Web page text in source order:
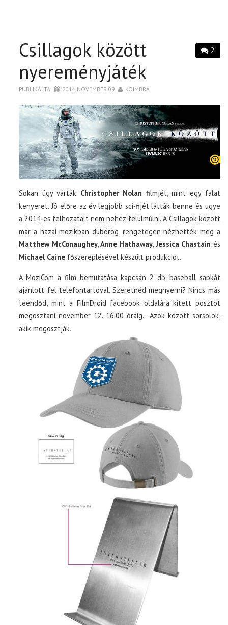
2
Csillagok között
nyereményjáték
PUBLIKÁLTA 2014. NOVEMBER 09. KOIMBRA
Sokan úgy várták Christopher Nolan filmjét, mint egy falat
kenyeret. Jó előre az év legjobb sci-fijét látták benne és ugye
a 2014-es felhozatalt nem nehéz felülmúlni. A Csillagok között
már a hazai mozikban dübörög, rengetegen nézhették meg a
Matthew McConaughey, Anne Hathaway, Jessica Chastain és
Michael Caine főszereplésével készült produkciót.
A MoziCom a film bemutatása kapcsán 2 db baseball sapkát
ajánlott fel telefontartóval. Szeretnéd megnyerni? Nincs más
teendőd, mint a FilmDroid facebook oldalára kitett posztot
megosztani november 12. 16.00 óráig. Azok között sorsolok,
akik megosztják.